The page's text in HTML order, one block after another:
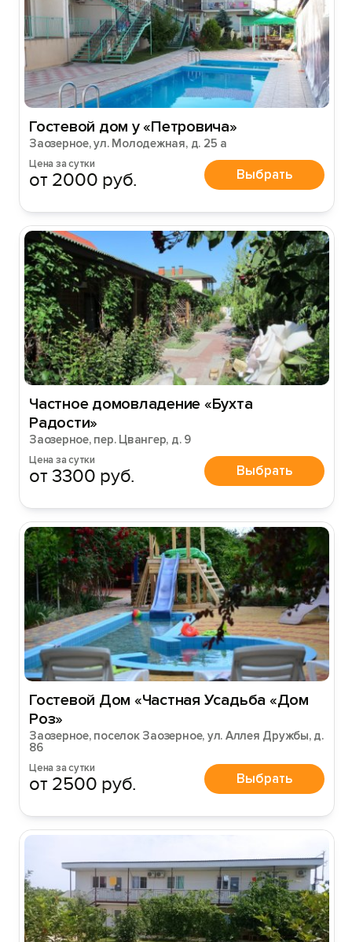
Гостевой дом у «Петровича»
Заозерное, ул. Молодежная, д. 25 а
Цена за сутки
от 2000 руб. Выбрать
Частное домовладение «Бухта
Радости»
Заозерное, пер. Цвангер, д. 9
Цена за сутки
от 3300 руб. Выбрать
Гостевой Дом «Частная Усадьба «Дом
Роз»
Заозерное, поселок Заозерное, ул. Аллея Дружбы, д.
86
Цена за сутки
от 2500 руб. Выбрать